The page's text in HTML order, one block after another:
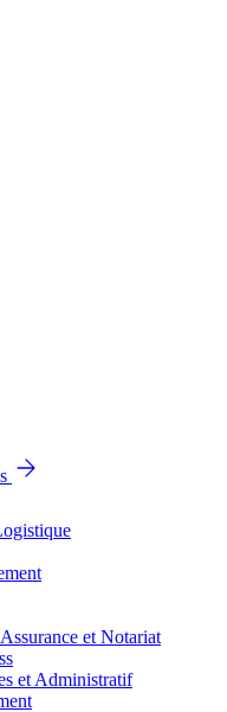
et Notariat
et Administratif